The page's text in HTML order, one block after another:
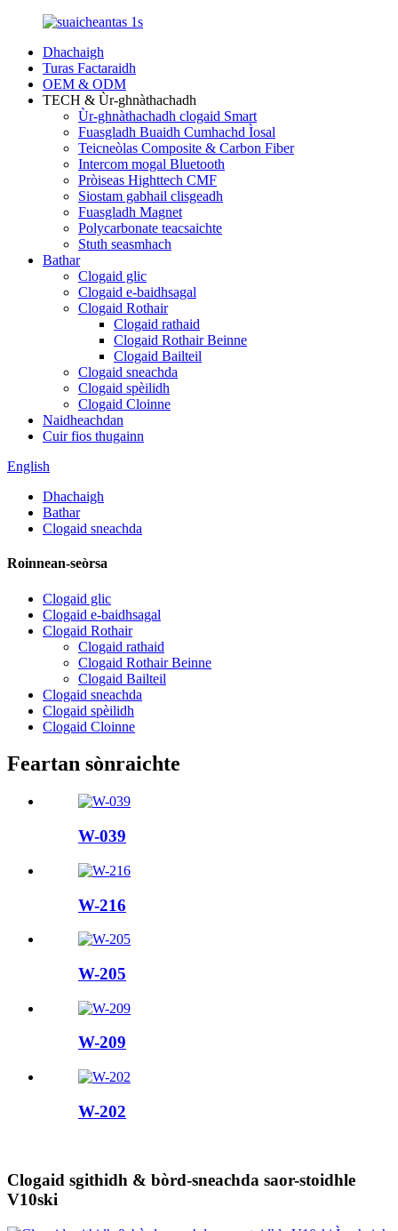
Dhachaigh
Turas Factaraidh
OEM & ODM
TECH & Ùr-ghnàthachadh
Ùr-ghnàthachadh clogaid Smart
Fuasgladh Buaidh Cumhachd Ìosal
Teicneòlas Composite & Carbon Fiber
Intercom mogal Bluetooth
Pròiseas Highttech CMF
Siostam gabhail clisgeadh
Fuasgladh Magnet
Polycarbonate teacsaichte
Stuth seasmhach
Bathar
Clogaid glic
Clogaid e-baidhsagal
Clogaid Rothair
Clogaid rathaid
Clogaid Rothair Beinne
Clogaid Bailteil
Clogaid sneachda
Clogaid spèilidh
Clogaid Cloinne
Naidheachdan
Cuir fios thugainn
English
Dhachaigh
Bathar
Clogaid sneachda
Roinnean-seòrsa
Clogaid glic
Clogaid e-baidhsagal
Clogaid Rothair
Clogaid rathaid
Clogaid Rothair Beinne
Clogaid Bailteil
Clogaid sneachda
Clogaid spèilidh
Clogaid Cloinne
Feartan sònraichte
W-039
W-216
W-205
W-209
W-202
Clogaid sgithidh & bòrd-sneachda saor-stoidhle
V10ski